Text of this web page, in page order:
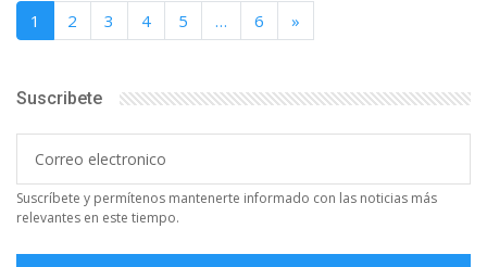
1 2 3 4 5 … 6 »
Suscribete
Suscríbete y permítenos mantenerte informado con las noticias más
relevantes en este tiempo.